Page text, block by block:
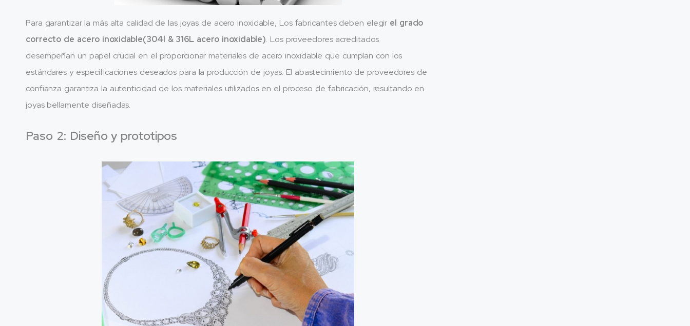
Para garantizar la más alta calidad de las joyas de acero inoxidable, Los fabricantes deben elegir el grado
correcto de acero inoxidable(304l & 316L acero inoxidable). Los proveedores acreditados
desempeñan un papel crucial en el proporcionar materiales de acero inoxidable que cumplan con los
estándares y especificaciones deseados para la producción de joyas. El abastecimiento de proveedores de
confianza garantiza la autenticidad de los materiales utilizados en el proceso de fabricación, resultando en
joyas bellamente diseñadas.
Paso 2: Diseño y prototipos